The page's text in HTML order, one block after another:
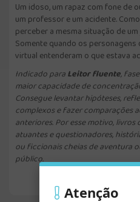
Um idoso, um rapaz com fone de
um professor e um acidente.
perceber a mesma situação de
Somente quando os
virtual entenderam o que estava
Indicado paraLeitor fluente,
maior capacidade de
Consegue levantar hipóteses,
complexos e fazer comparações
anteriores. Por esse motivo, livros
atuantes e questionadores,
ou ficcionais cheias de aventura
público.
Atenção